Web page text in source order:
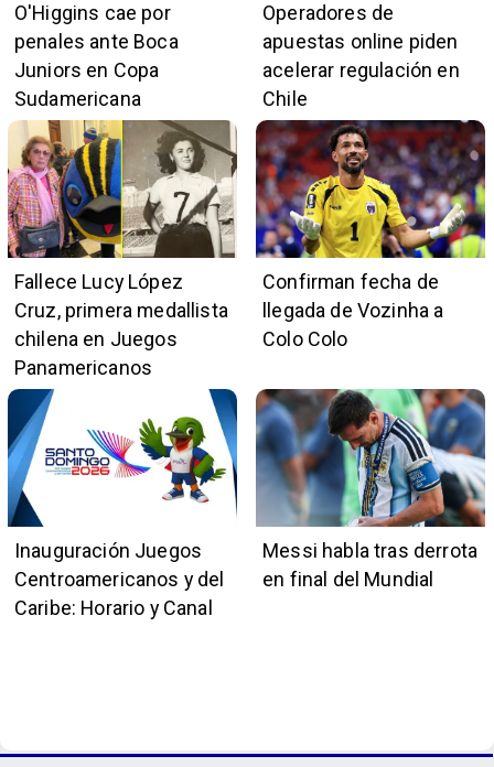
O'Higgins cae por
penales ante Boca
Juniors en Copa
Sudamericana
Operadores de
apuestas online piden
acelerar regulación en
Chile
Fallece Lucy López
Cruz, primera medallista
chilena en Juegos
Panamericanos
Confirman fecha de
llegada de Vozinha a
Colo Colo
Inauguración Juegos
Centroamericanos y del
Caribe: Horario y Canal
Messi habla tras derrota
en final del Mundial